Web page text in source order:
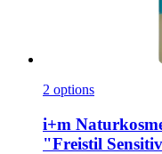
2 options
i+m
"Freistil